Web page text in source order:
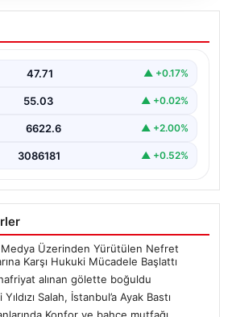
çocuk hafriyat alınan
“ Erzurum’un Oltu ilçesinde
47.71 ▲ +0.17%
55.03 ▲ +0.02%
6622.6 ▲ +2.00%
3086181 ▲ +0.52%
Medya Üzerinden Yürütülen Nefret
Karşı Hukuki Mücadele Başlattı
alınan gölette boğuldu
Salah, İstanbul’a Ayak Bastı
Konfor ve bahçe mutfağı